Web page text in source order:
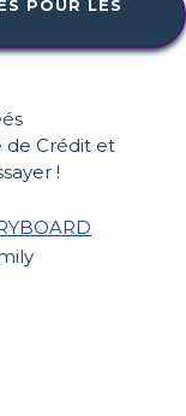
POUR LES
de Crédit et
!